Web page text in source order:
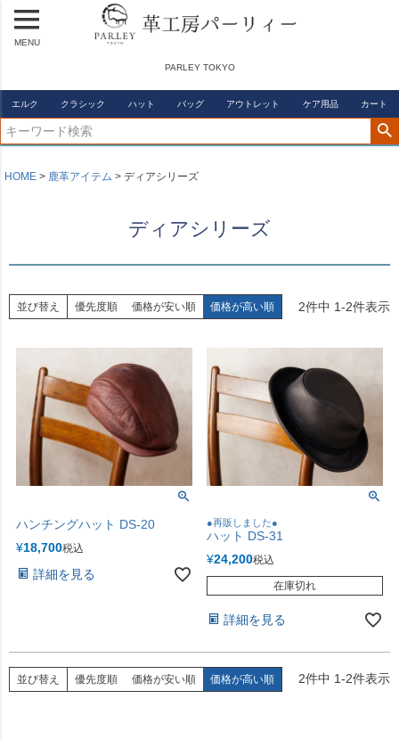
PARLEY TOKYO
MENU
エルク クラシック ハット バッグ アウトレット ケア用品 カート
HOME 鹿革アイテム ディアシリーズ
ディアシリーズ
並び替え 優先度順 価格が安い順 価格が高い順 2件中 1-2件表示
ハンチングハット DS-20
¥18,700税込
詳細を見る
●再販しました●
ハット DS-31
¥24,200税込
在庫切れ
詳細を見る
並び替え 優先度順 価格が安い順 価格が高い順 2件中 1-2件表示